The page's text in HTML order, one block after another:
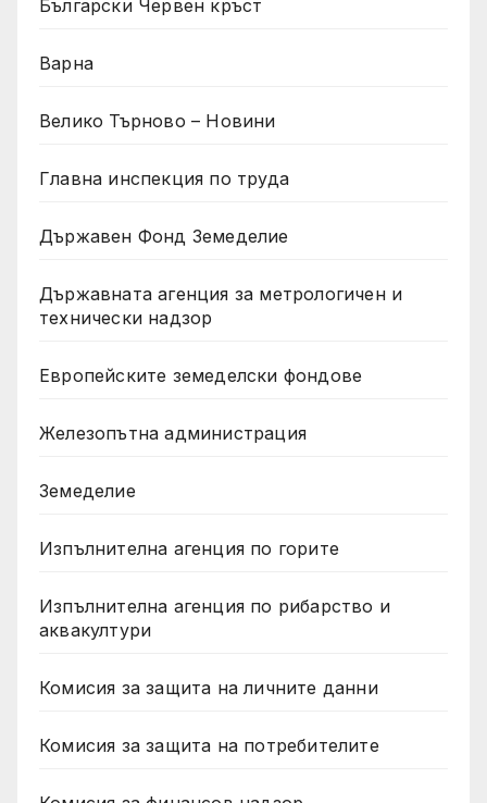
Български Червен кръст
Варна
Велико Търново – Новини
Главна инспекция по труда
Държавен Фонд Земеделие
Държавната агенция за метрологичен и
технически надзор
Европейските земеделски фондове
Железопътна администрация
Земеделие
Изпълнителна агенция по горите
Изпълнителна агенция по рибарство и
аквакултури
Комисия за защита на личните данни
Комисия за защита на потребителите